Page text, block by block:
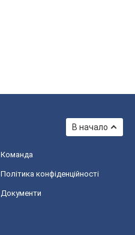
В начало
Команда
Політика конфіденційності
Документи